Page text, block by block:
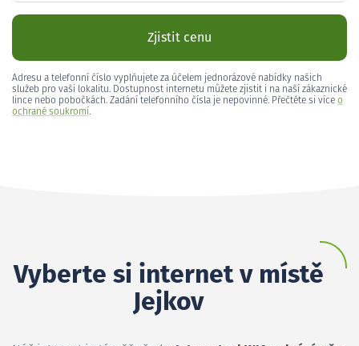
Zjistit cenu
Adresu a telefonní číslo vyplňujete za účelem jednorázové nabídky našich
služeb pro vaši lokalitu. Dostupnost internetu můžete zjistit i na naší zákaznické
lince nebo pobočkách. Zadání telefonního čísla je nepovinné. Přečtěte si více o
ochraně soukromí.
Vyberte si internet v místě
Jejkov